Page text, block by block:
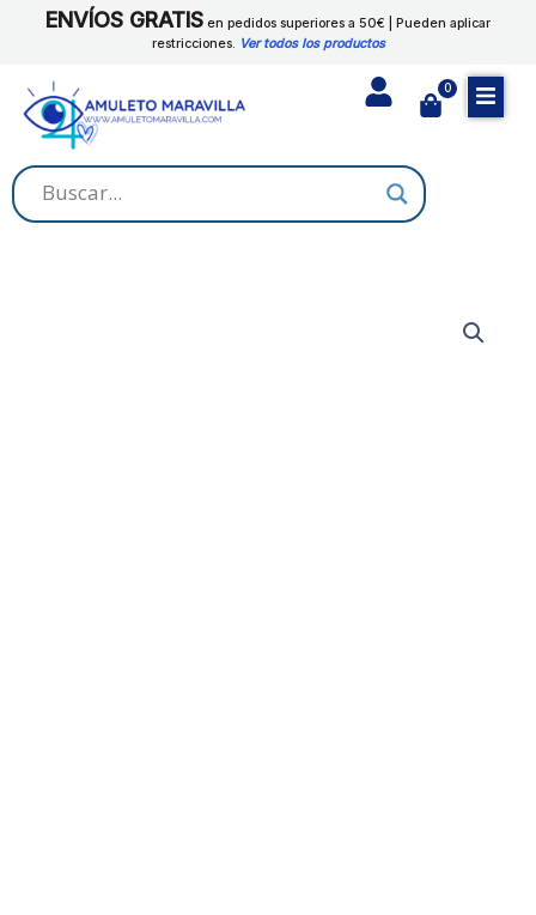
ENVÍOS GRATIS en pedidos superiores a 50€ | Pueden aplicar
restricciones. Ver todos los productos
0
Cart